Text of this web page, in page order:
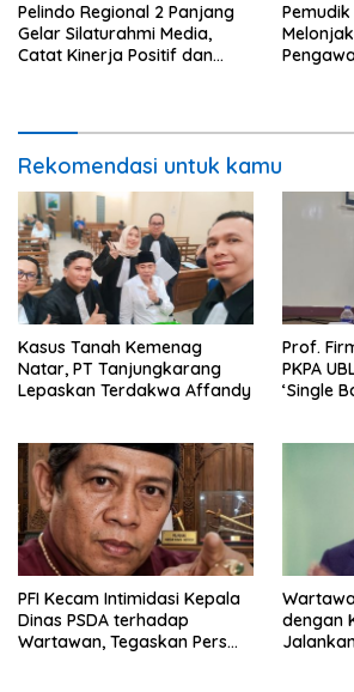
Pelindo Regional 2 Panjang
Gelar Silaturahmi Media,
Catat Kinerja Positif dan
Rekomendasi untuk kamu
Kasus Tanah Kemenag
Natar, PT Tanjungkarang
Lepaskan Terdakwa Affandy
Prof.
PKPA
‘Single
PFI Kecam Intimidasi Kepala
Dinas PSDA terhadap
Wartawan, Tegaskan Pers
dengan